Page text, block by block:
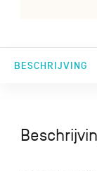
BESCHRIJVING